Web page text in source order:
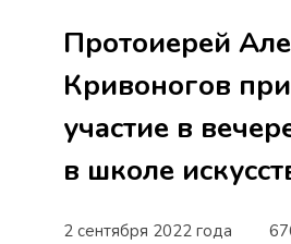
Протоиерей
Кривоногов
участие в
в школе
2 сентября 2022 года